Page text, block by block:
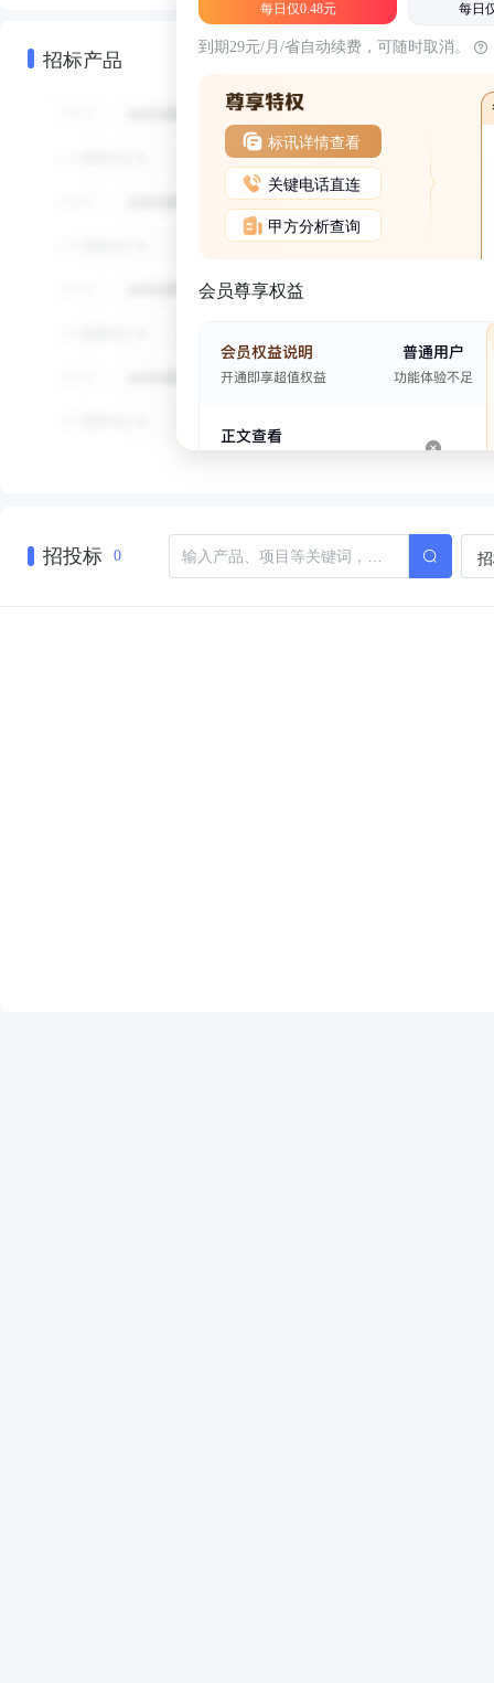
招标产品
每日仅0.48元 每日
到期29元/月/省自动续费，可随时取消。
标讯详情查看
关键电话直连
甲方分析查询
会员尊享权益
招投标 0